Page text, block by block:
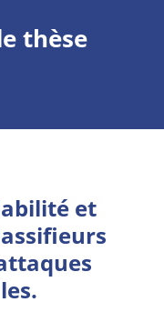
thèse
et